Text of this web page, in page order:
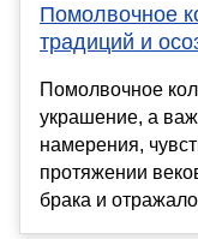
Помолвочное
традиций и
Помолвочное
украшение, а
намерения,
протяжении
брака и